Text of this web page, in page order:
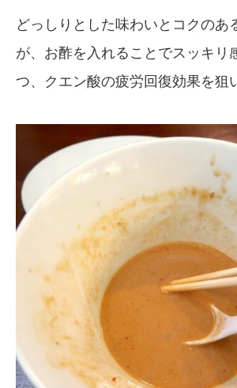
どっしりとした味わいとコクのあ
が、お酢を入れることでスッキリ
つ、クエン酸の疲労回復効果を狙